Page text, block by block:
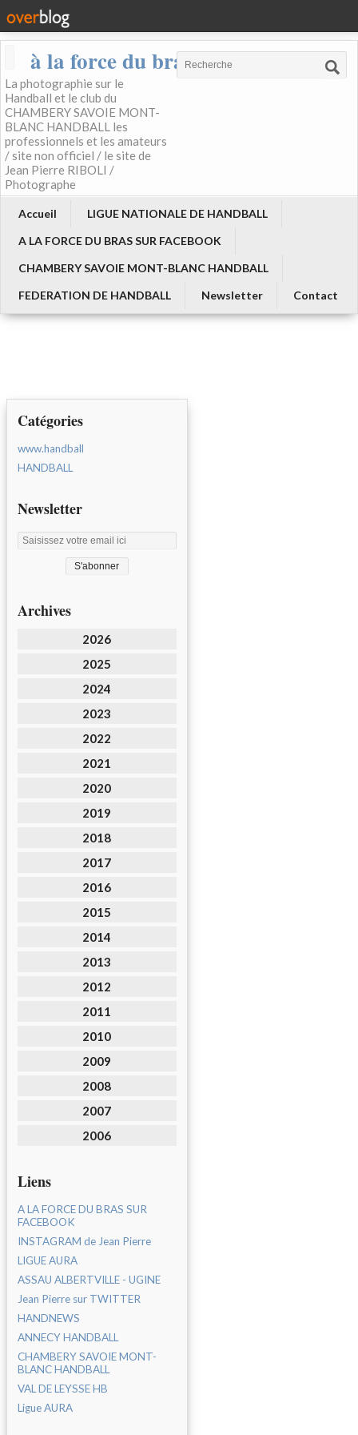
à la force du bras
La photographie sur le
Handball et le club du
CHAMBERY SAVOIE MONT-
BLANC HANDBALL les
professionnels et les amateurs
/ site non officiel / le site de
Jean Pierre RIBOLI /
Photographe
Accueil
LIGUE NATIONALE DE HANDBALL
A LA FORCE DU BRAS SUR FACEBOOK
CHAMBERY SAVOIE MONT-BLANC HANDBALL
FEDERATION DE HANDBALL
Newsletter Contact
Catégories
www.handball
HANDBALL
Newsletter
Archives
2026
2025
2024
2023
2022
2021
2020
2019
2018
2017
2016
2015
2014
2013
2012
2011
2010
2009
2008
2007
2006
Liens
A LA FORCE DU BRAS SUR
FACEBOOK
INSTAGRAM de Jean Pierre
LIGUE AURA
ASSAU ALBERTVILLE - UGINE
Jean Pierre sur TWITTER
HANDNEWS
ANNECY HANDBALL
CHAMBERY SAVOIE MONT-
BLANC HANDBALL
VAL DE LEYSSE HB
Ligue AURA